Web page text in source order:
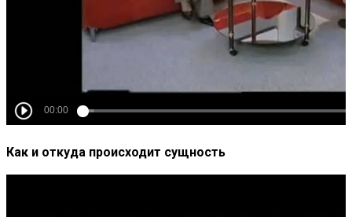
Как и откуда происходит сущность